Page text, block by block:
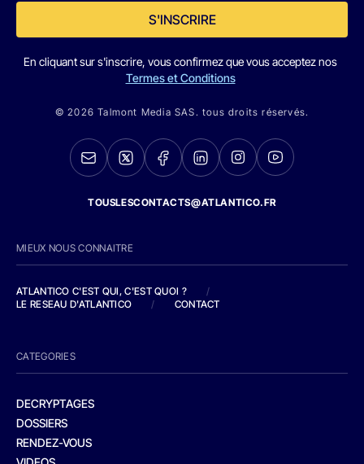
S'INSCRIRE
En cliquant sur s'inscrire, vous confirmez que vous acceptez nos
Termes et Conditions
© 2026 Talmont Media SAS. tous droits réservés.
TOUSLESCONTACTS@ATLANTICO.FR
MIEUX NOUS CONNAITRE
ATLANTICO C'EST QUI, C'EST QUOI ?
/
LE RESEAU D'ATLANTICO
/ CONTACT
CATEGORIES
DECRYPTAGES
DOSSIERS
RENDEZ-VOUS